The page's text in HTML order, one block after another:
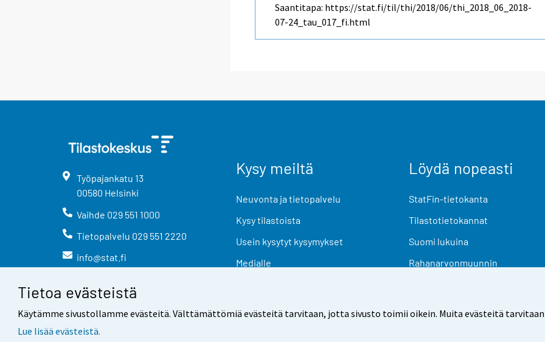
Tietoa evästeistä
Käytämme sivustollamme evästeitä. Välttämättömiä evästeitä tarvitaan, jotta sivusto toimii oikein. Muita evästeitä
Lue lisää evästeistä.
Saantitapa: https://stat.fi/til/thi/2018/06/thi_2018_06_2018-
07-24_tau_017_fi.html
Työpajankatu 13
00580 Helsinki
Vaihde 029 551 1000
Tietopalvelu 029 551 2220
info@stat.fi
Kysy meiltä
Neuvonta ja tietopalvelu
Kysy tilastoista
Usein kysytyt kysymykset
Medialle
Löydä nopeasti
StatFin-tietokanta
Tilastotietokannat
Suomi lukuina
Rahanarvonmuunnin